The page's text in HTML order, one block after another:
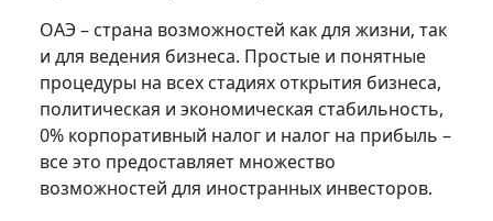
ОАЭ – страна возможностей как для жизни, так
и для ведения бизнеса. Простые и понятные
процедуры на всех стадиях открытия бизнеса,
политическая и экономическая стабильность,
0% корпоративный налог и налог на прибыль –
все это предоставляет множество
возможностей для иностранных инвесторов.